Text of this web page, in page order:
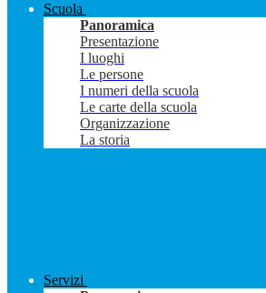
Scuola
Panoramica
Presentazione
I luoghi
Le persone
I numeri della scuola
Le carte della scuola
Organizzazione
La storia
Servizi